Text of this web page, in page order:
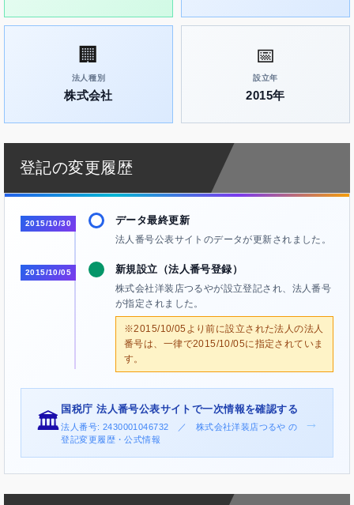
🏢
法人種別
株式会社
📅
設立年
2015年
登記の変更履歴
2015/10/30 データ最終更新
法人番号公表サイトのデータが更新されました。
2015/10/05 新規設立（法人番号登録）
株式会社洋装店つるやが設立登記され、法人番号
が指定されました。
※2015/10/05より前に設立された法人の法人
番号は、一律で2015/10/05に指定されていま
す。
🏛️
国税庁 法人番号公表サイトで一次情報を確認する
法人番号: 2430001046732 ／ 株式会社洋装店つるや の
登記変更履歴・公式情報
→